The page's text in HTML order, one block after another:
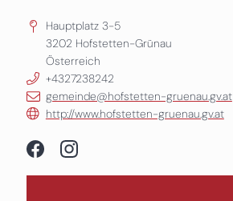
Hauptplatz 3-5
3202 Hofstetten-Grünau
Österreich
+4327238242
gemeinde@hofstetten-gruenau.gv.at
http://www.hofstetten-gruenau.gv.at